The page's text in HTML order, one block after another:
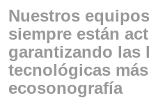
Nuestros
siempre están
garantizando las
tecnológicas
ecosonografía